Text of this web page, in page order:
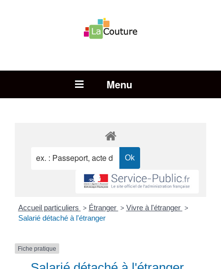
Open Menu
Accueil particuliers > Étranger > Vivre à l'étranger >
Salarié détaché à l'étranger
Fiche pratique